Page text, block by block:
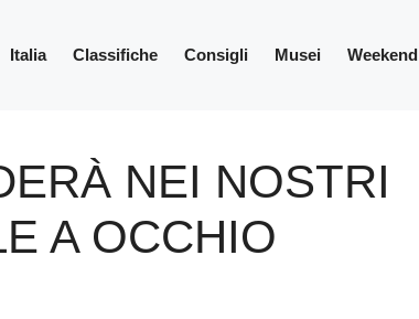
Italia Classifiche Consigli Musei Weekend
NEI NOSTRI
A OCCHIO